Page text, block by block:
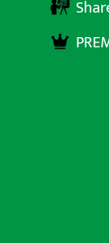
लाख